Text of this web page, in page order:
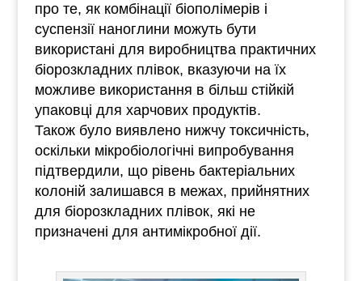
про те, як комбінації біополімерів і
суспензії наноглини можуть бути
використані для виробництва практичних
біорозкладних плівок, вказуючи на їх
можливе використання в більш стійкій
упаковці для харчових продуктів.
Також було виявлено нижчу токсичність,
оскільки мікробіологічні випробування
підтвердили, що рівень бактеріальних
колоній залишався в межах, прийнятних
для біорозкладних плівок, які не
призначені для антимікробної дії.